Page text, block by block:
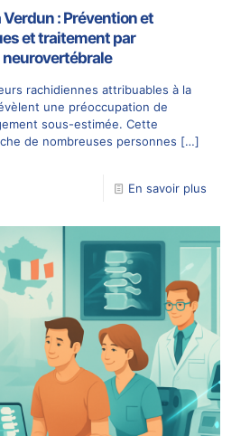
: Prévention et
et traitement par
rachidiennes attribuables à la
une préoccupation de
sous-estimée. Cette
de nombreuses personnes […]
En savoir plus